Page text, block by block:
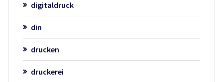
digitaldruck
din
drucken
druckerei